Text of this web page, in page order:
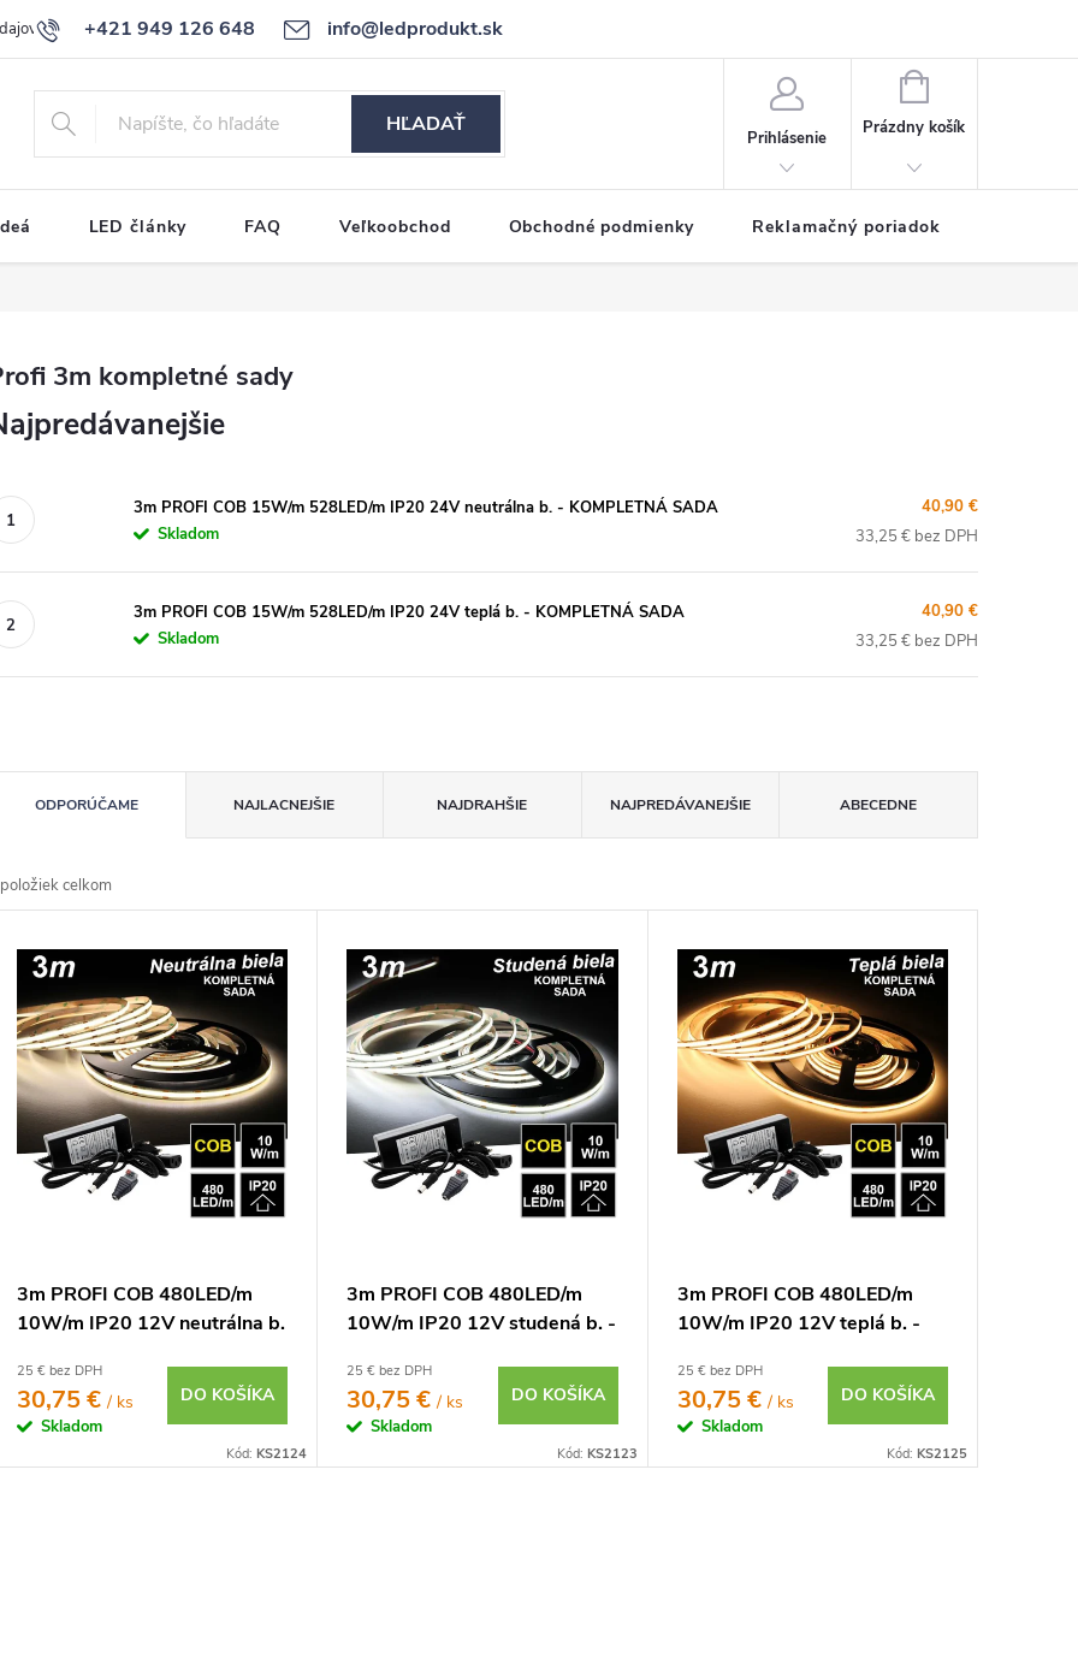
+421 949 126 648 info@ledprodukt.sk
Reklamačný poriadok
HĽADAŤ
Prihlásenie
NÁKUPNÝ
KOŠÍK
Prázdny košík
LED články FAQ Veľkoobchod Obchodné podmienky Reklamačný poriadok
3m kompletné sady
3m PROFI COB 15W/m 528LED/m IP20 24V neutrálna b. - KOMPLETNÁ SADA
Skladom
40,90 €
33,25 € bez DPH
3m PROFI COB 15W/m 528LED/m IP20 24V teplá b. - KOMPLETNÁ SADA
Skladom
40,90 €
33,25 € bez DPH
ODPORÚČAME NAJLACNEJŠIE NAJDRAHŠIE NAJPREDÁVANEJŠIE ABECEDNE
položiek celkom
3m PROFI COB 480LED/m
10W/m IP20 12V neutrálna b.
25 € bez DPH
30,75 €/ ks
Skladom
DO KOŠÍKA
Kód:KS2124
3m PROFI COB 480LED/m
10W/m IP20 12V studená b. -
25 € bez DPH
30,75 €/ ks
Skladom
DO KOŠÍKA
Kód: KS2123
3m PROFI COB 480LED/m
10W/m IP20 12V teplá b. -
25 € bez DPH
30,75 €/ ks
Skladom
DO KOŠÍKA
Kód: KS2125